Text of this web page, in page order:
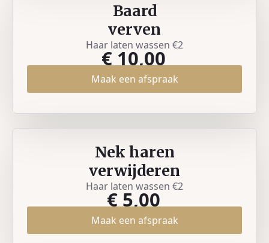
Baard
verven
Haar laten wassen €2
€ 10,00
Maak een afspraak
Nek haren
verwijderen
Haar laten wassen €2
€ 5,00
Maak een afspraak